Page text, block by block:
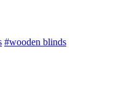
#wooden blinds